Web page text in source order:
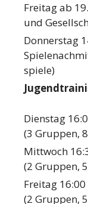
Freitag ab
und
Donnerstag
spiele)
Dienstag
(3 Gruppen,
Mittwoch
(2 Gruppen,
Freitag
(2 Gruppen,